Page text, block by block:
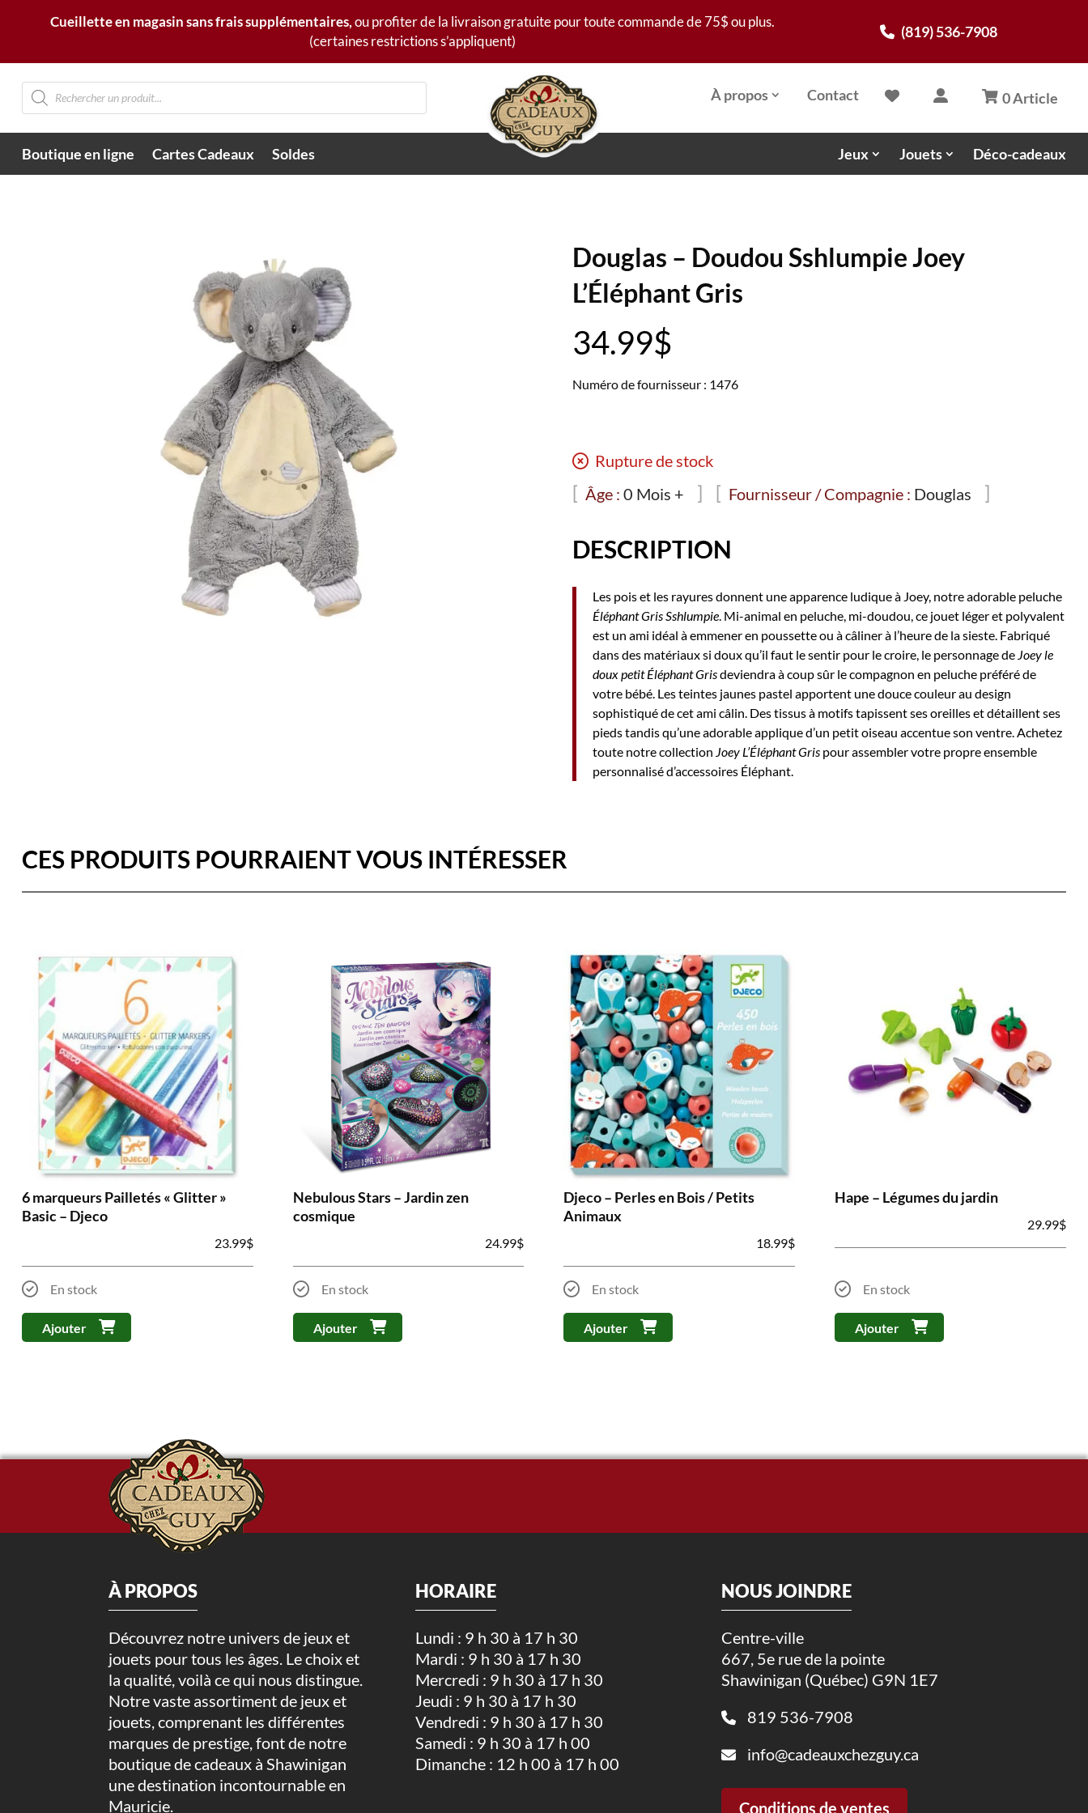
Cueillette en magasin sans frais supplémentaires,ou profiter de la livraison gratuite pour toute commande de 75$ ou plus.
(certaines restrictions s’appliquent)
(819) 536-7908
Recherche
de
produits
À propos Contact 0 Article
Boutique en ligne Cartes Cadeaux Soldes Jeux Jouets Déco-cadeaux
Douglas – Doudou Sshlumpie Joey
L’Éléphant Gris
34.99$
Numéro de fournisseur : 1476
Rupture de stock
Âge : 0 Mois + Fournisseur / Compagnie : Douglas
DESCRIPTION
Les pois et les rayures donnent une apparence ludique à Joey, notre adorable peluche
Éléphant Gris Sshlumpie. Mi-animal en peluche, mi-doudou, ce jouet léger et polyvalent
est un ami idéal à emmener en poussette ou à câliner à l’heure de la sieste. Fabriqué
dans des matériaux si doux qu’il faut le sentir pour le croire, le personnage de Joey le
doux petit Éléphant Grisdeviendra à coup sûr le compagnon en peluche préféré de
votre bébé. Les teintes jaunes pastel apportent une douce couleur au design
sophistiqué de cet ami câlin. Des tissus à motifs tapissent ses oreilles et détaillent ses
pieds tandis qu’une adorable applique d’un petit oiseau accentue son ventre. Achetez
toute notre collection Joey L’Éléphant Gris pour assembler votre propre ensemble
personnalisé d’accessoires Éléphant.
CES PRODUITS POURRAIENT VOUS INTÉRESSER
6 marqueurs Pailletés « Glitter »
Basic – Djeco
23.99$
En stock
Ajouter
Nebulous Stars – Jardin zen
cosmique
24.99$
En stock
Ajouter
Djeco – Perles en Bois / Petits
Animaux
18.99$
En stock
Ajouter
Hape – Légumes du jardin
29.99$
En stock
Ajouter
À PROPOS
Découvrez notre univers de jeux et
jouets pour tous les âges. Le choix et
la qualité, voilà ce qui nous distingue.
Notre vaste assortiment de jeux et
jouets, comprenant les différentes
marques de prestige, font de notre
boutique de cadeaux à Shawinigan
une destination incontournable en
Mauricie.
HORAIRE
Lundi : 9 h 30 à 17 h 30
Mardi : 9 h 30 à 17 h 30
Mercredi : 9 h 30 à 17 h 30
Jeudi : 9 h 30 à 17 h 30
Vendredi : 9 h 30 à 17 h 30
Samedi : 9 h 30 à 17 h 00
Dimanche : 12 h 00 à 17 h 00
NOUS JOINDRE
Centre-ville
667, 5e rue de la pointe
Shawinigan (Québec) G9N 1E7
819 536-7908
info@cadeauxchezguy.ca
Conditions de ventes